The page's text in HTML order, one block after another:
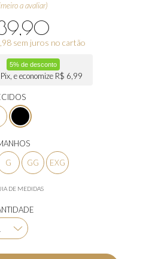
a avaliar)
sem juros no cartão
5% de desconto
e economize R$ 6,99
G GG EXG
DE MEDIDAS